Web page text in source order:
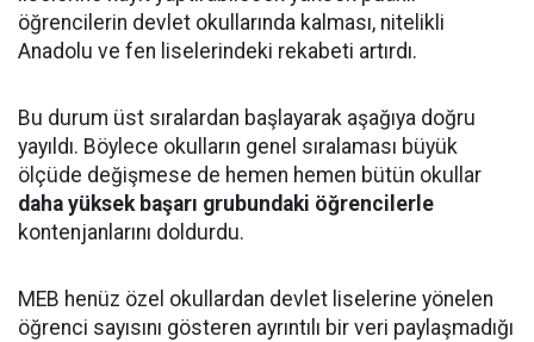
öğrencilerin devlet okullarında kalması, nitelikli
Anadolu ve fen liselerindeki rekabeti artırdı.
Bu durum üst sıralardan başlayarak aşağıya doğru
yayıldı. Böylece okulların genel sıralaması büyük
ölçüde değişmese de hemen hemen bütün okullar
daha yüksek başarı grubundaki öğrencilerle
kontenjanlarını doldurdu.
MEB henüz özel okullardan devlet liselerine yönelen
öğrenci sayısını gösteren ayrıntılı bir veri paylaşmadığı